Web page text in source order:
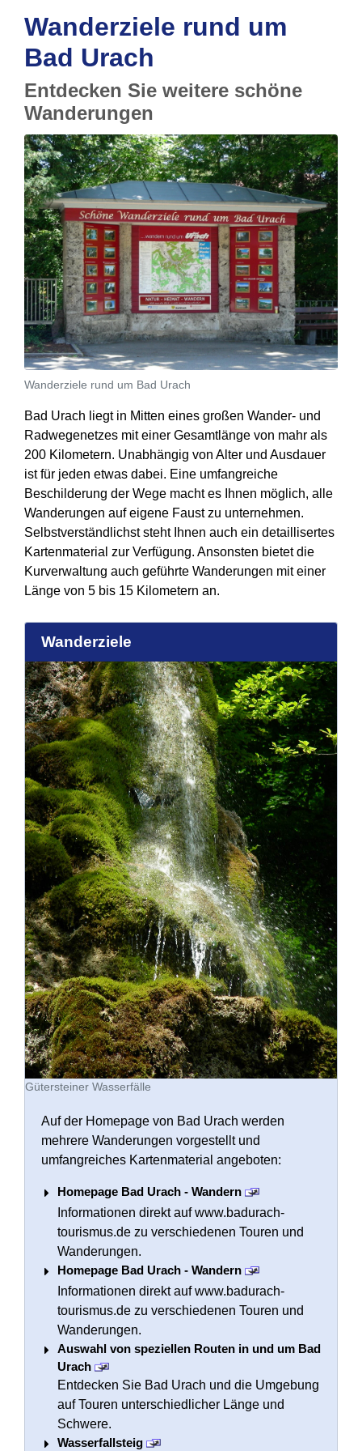
Wanderziele rund um
Bad Urach
Entdecken Sie weitere schöne
Wanderungen
Wanderziele rund um Bad Urach
Bad Urach liegt in Mitten eines großen Wander- und
Radwegenetzes mit einer Gesamtlänge von mahr als
200 Kilometern. Unabhängig von Alter und Ausdauer
ist für jeden etwas dabei. Eine umfangreiche
Beschilderung der Wege macht es Ihnen möglich, alle
Wanderungen auf eigene Faust zu unternehmen.
Selbstverständlichst steht Ihnen auch ein detaillisertes
Kartenmaterial zur Verfügung. Ansonsten bietet die
Kurverwaltung auch geführte Wanderungen mit einer
Länge von 5 bis 15 Kilometern an.
Wanderziele
Auf der Homepage von Bad Urach werden
mehrere Wanderungen vorgestellt und
umfangreiches Kartenmaterial angeboten:
Homepage Bad Urach - Wandern
Informationen direkt auf www.badurach-
tourismus.de zu verschiedenen Touren und
Wanderungen.
Homepage Bad Urach - Wandern
Informationen direkt auf www.badurach-
tourismus.de zu verschiedenen Touren und
Wanderungen.
Auswahl von speziellen Routen in und um Bad
Urach
Entdecken Sie Bad Urach und die Umgebung
auf Touren unterschiedlicher Länge und
Schwere.
Wasserfallsteig
Gütersteiner Wasserfälle